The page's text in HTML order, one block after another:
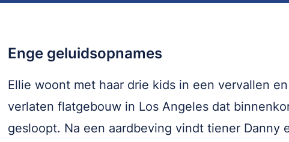
Enge geluidsopnames
Ellie woont met haar drie kids in een vervallen
verlaten flatgebouw in Los Angeles dat
gesloopt. Na een aardbeving vindt tiener Danny